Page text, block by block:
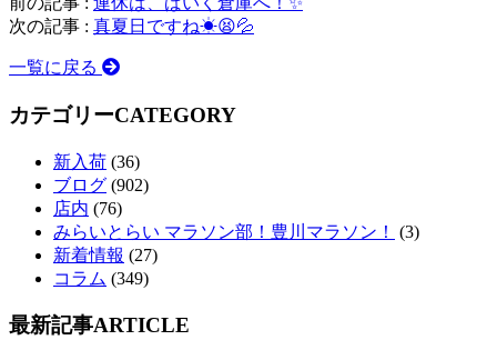
次の記事 : 真夏日ですね☀😫💦
一覧に戻る
カテゴリーCATEGORY
新入荷 (36)
ブログ (902)
店内 (76)
みらいとらい マラソン部！豊川マラソン！
(3)
新着情報 (27)
コラム (349)
最新記事ARTICLE